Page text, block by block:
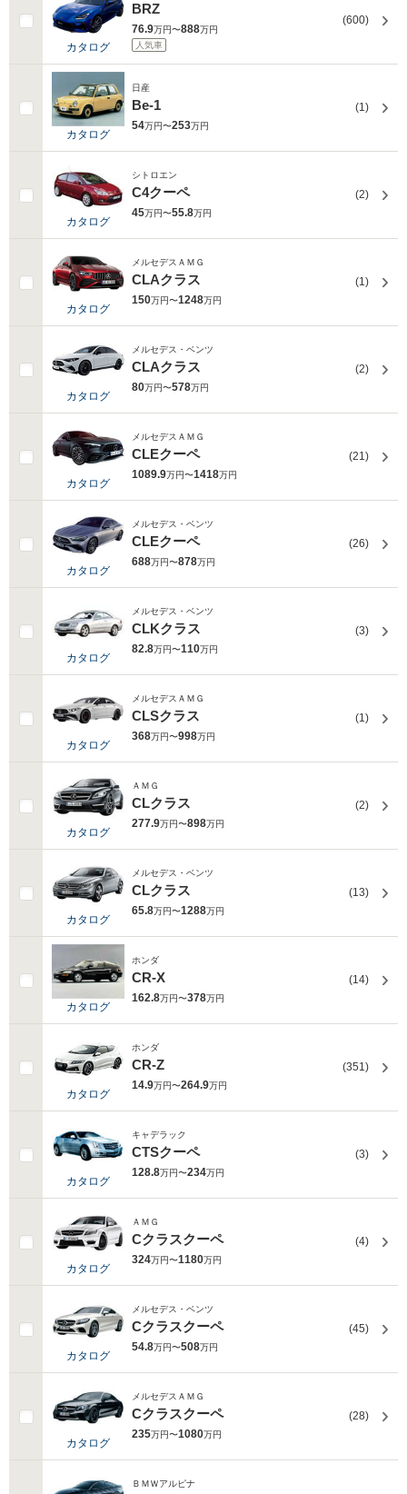
カタログ
BRZ
76.9万円〜888万円
人気車
(600)
カタログ
日産
Be-1
54万円〜253万円
(1)
カタログ
シトロエン
C4クーペ
45万円〜55.8万円
(2)
カタログ
メルセデスＡＭＧ
CLAクラス
150万円〜1248万円
(1)
カタログ
メルセデス・ベンツ
CLAクラス
80万円〜578万円
(2)
カタログ
メルセデスＡＭＧ
CLEクーペ
1089.9万円〜1418万円
(21)
カタログ
メルセデス・ベンツ
CLEクーペ
688万円〜878万円
(26)
カタログ
メルセデス・ベンツ
CLKクラス
82.8万円〜110万円
(3)
カタログ
メルセデスＡＭＧ
CLSクラス
368万円〜998万円
(1)
カタログ
ＡＭＧ
CLクラス
277.9万円〜898万円
(2)
カタログ
メルセデス・ベンツ
CLクラス
65.8万円〜1288万円
(13)
カタログ
ホンダ
CR-X
162.8万円〜378万円
(14)
カタログ
ホンダ
CR-Z
14.9万円〜264.9万円
(351)
カタログ
キャデラック
CTSクーペ
128.8万円〜234万円
(3)
カタログ
ＡＭＧ
Cクラスクーペ
324万円〜1180万円
(4)
カタログ
メルセデス・ベンツ
Cクラスクーペ
54.8万円〜508万円
(45)
カタログ
メルセデスＡＭＧ
Cクラスクーペ
235万円〜1080万円
(28)
ＢＭＷアルピナ